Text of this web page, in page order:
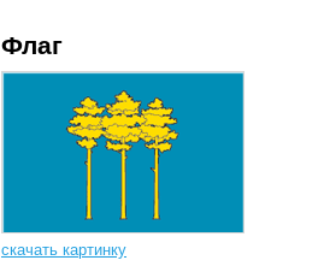
Флаг
скачать картинку